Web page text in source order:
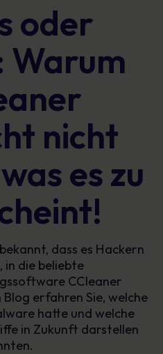
oder
Warum
nicht
es zu
dass es Hackern
in die beliebte
CCleaner
erfahren Sie, welche
hatte und welche
in Zukunft darstellen